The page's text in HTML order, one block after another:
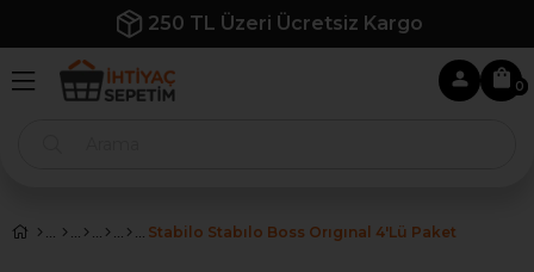
250 TL Üzeri Ücretsiz Kargo
0
Stabilo Stabılo Boss Orıgınal 4'lü Paket